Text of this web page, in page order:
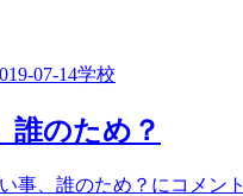
07-14学校
誰のため？
事、誰のため？に コメント